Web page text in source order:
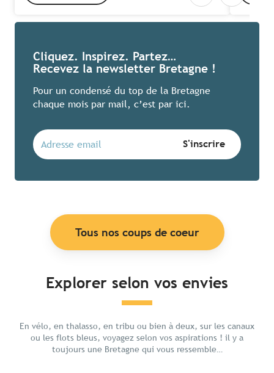
Cliquez. Inspirez. Partez…
Recevez la newsletter Bretagne !
Pour un condensé du top de la Bretagne
chaque mois par mail, c’est par ici.
Tous nos coups de coeur
Explorer selon vos envies
En vélo, en thalasso, en tribu ou bien à deux, sur les canaux
ou les flots bleus, voyagez selon vos aspirations ! il y a
toujours une Bretagne qui vous ressemble…
Aventure